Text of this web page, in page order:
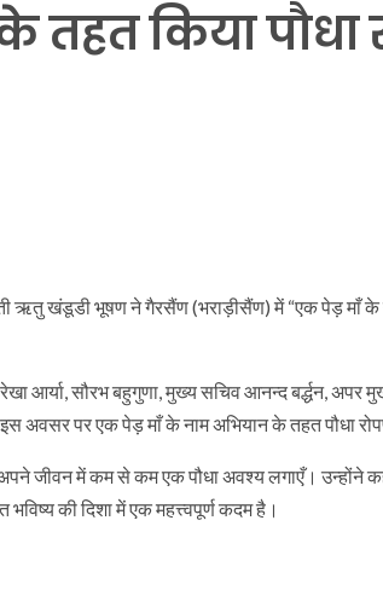
तहत किया पौधा
ऋतु खंडूडी भूषण ने गैरसैंण (भराड़ीसैंण) में “एक पेड़ माँ के
आर्या, सौरभ बहुगुणा, मुख्य सचिव आनन्द बर्द्धन,
अवसर पर एक पेड़ माँ के नाम अभियान के तहत पौधा
जीवन में कम से कम एक पौधा अवश्य लगाएँ। उन्होंने
की दिशा में एक महत्त्वपूर्ण कदम है।